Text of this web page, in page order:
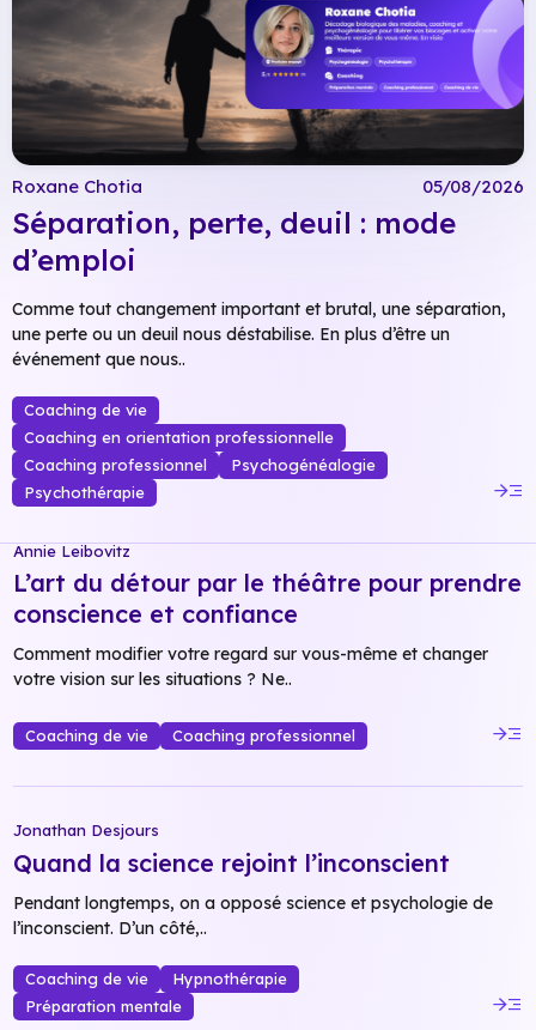
Roxane Chotia 05/08/2026
Séparation, perte, deuil : mode
d’emploi
Comme tout changement important et brutal, une séparation,
une perte ou un deuil nous déstabilise. En plus d’être un
événement que nous..
Coaching de vie
Coaching en orientation professionnelle
Coaching professionnel
Psychogénéalogie
Psychothérapie
read_more
Annie Leibovitz
L’art du détour par le théâtre pour prendre
conscience et confiance
Comment modifier votre regard sur vous-même et changer
votre vision sur les situations ? Ne..
Coaching de vie Coaching professionnel read_more
Jonathan Desjours
Quand la science rejoint l’inconscient
Pendant longtemps, on a opposé science et psychologie de
l’inconscient. D’un côté,..
Coaching de vie
Hypnothérapie
Préparation mentale
read_more